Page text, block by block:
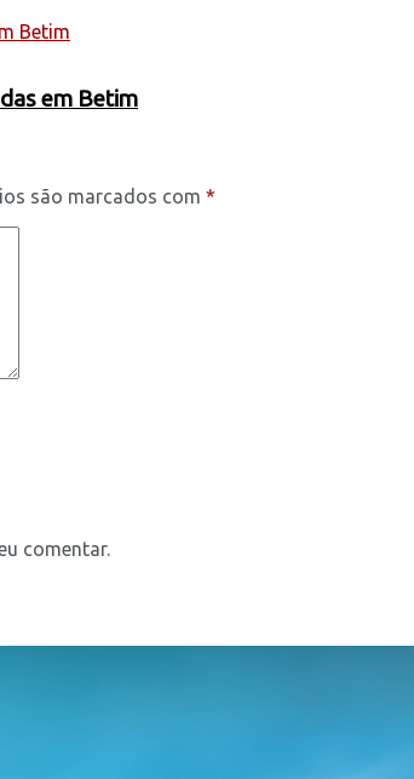
em Betim
são marcados com *
comentar.